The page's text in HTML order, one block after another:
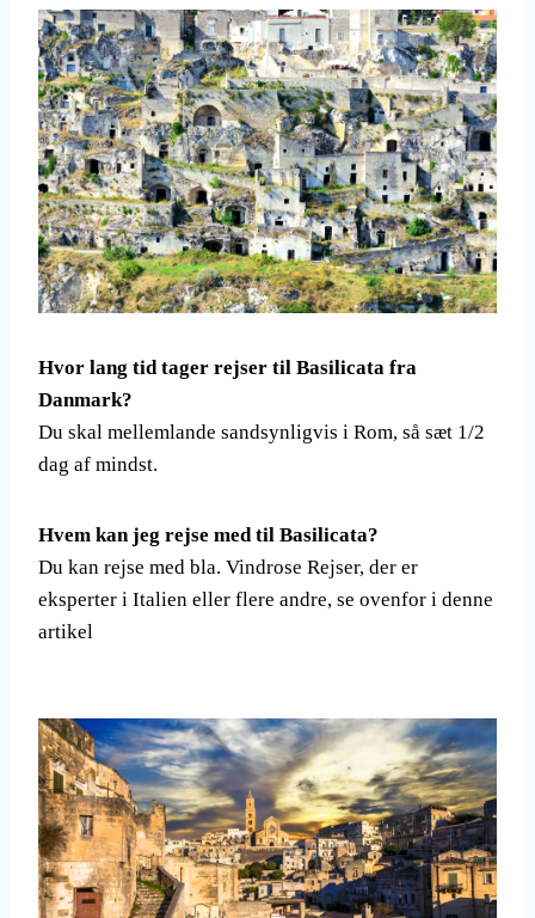
Hvor lang tid tager rejser til Basilicata fra
Danmark?
Du skal mellemlande sandsynligvis i Rom, så sæt 1/2
dag af mindst.
Hvem kan jeg rejse med til Basilicata?
Du kan rejse med bla. Vindrose Rejser, der er
eksperter i Italien eller flere andre, se ovenfor i denne
artikel